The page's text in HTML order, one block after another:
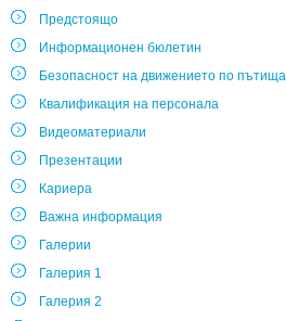
Предстоящо
Информационен бюлетин
Безопасност на движението по
Квалификация на персонала
Видеоматериали
Презентации
Кариера
Важна информация
Галерии
Галерия 1
Галерия 2